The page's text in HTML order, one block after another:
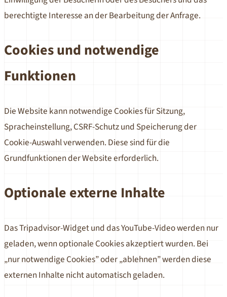
berechtigte Interesse an der Bearbeitung der Anfrage.
Cookies und notwendige
Funktionen
Die Website kann notwendige Cookies für Sitzung,
Spracheinstellung, CSRF-Schutz und Speicherung der
Cookie-Auswahl verwenden. Diese sind für die
Grundfunktionen der Website erforderlich.
Optionale externe Inhalte
Das Tripadvisor-Widget und das YouTube-Video werden nur
geladen, wenn optionale Cookies akzeptiert wurden. Bei
„nur notwendige Cookies” oder „ablehnen” werden diese
externen Inhalte nicht automatisch geladen.